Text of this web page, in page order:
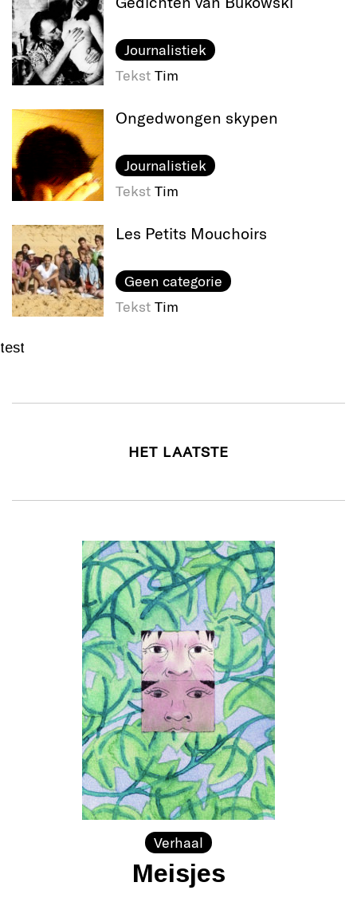
Journalistiek
Tekst Tim
Ongedwongen skypen
Journalistiek
Tekst Tim
Les Petits Mouchoirs
Geen categorie
Tekst Tim
test
HET LAATSTE
Verhaal
Meisjes